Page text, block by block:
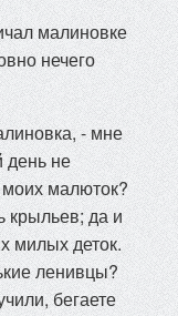
малиновке
нечего
- мне
день не
малюток?
крыльев; да и
милых деток.
ленивцы?
бегаете